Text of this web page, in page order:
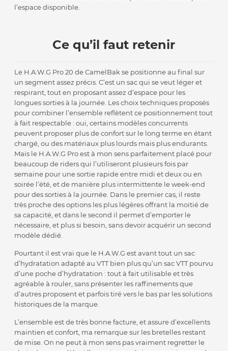
l’espace disponible.
Ce qu’il faut retenir
Le H.A.W.G Pro 20 de CamelBak se positionne au final sur
un segment assez précis. C’est un sac qui se veut léger et
respirant, tout en proposant assez d’espace pour les
longues sorties à la journée. Les choix techniques proposés
pour combiner l’ensemble reflètent ce positionnement tout
à fait respectable : oui, certains modèles concurrents
peuvent proposer plus de confort sur le long terme en étant
chargé, ou des matériaux plus lourds mais plus endurants.
Mais le H.A.W.G Pro est à mon sens parfaitement placé pour
beaucoup de riders qui l’utiliseront plusieurs fois par
semaine pour une sortie rapide entre midi et deux ou en
soirée l’été, et de manière plus intermittente le week-end
pour des sorties à la journée. Dans le premier cas, il reste
très proche des options les plus légères offrant la moitié de
sa capacité, et dans le second il permet d’emporter le
nécessaire, et plus si besoin, sans devoir acquérir un second
modèle dédié.
Pourtant il est vrai que le H.A.W.G est avant tout un sac
d’hydratation adapté au VTT bien plus qu’un sac VTT pourvu
d’une poche d’hydratation : tout à fait utilisable et très
agréable à rouler, sans présenter les raffinements que
d’autres proposent et parfois tiré vers le bas par les solutions
historiques de la marque.
L’ensemble est de très bonne facture, et assure d’excellents
maintien et confort, ma remarque sur les bretelles restant
de mise. On ne peut à mon sens pas vraiment regretter le